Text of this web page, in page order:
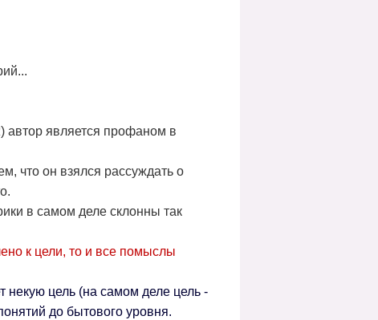
автор является профаном в
, что он взялся рассуждать о
в самом деле склонны так
к цели, то и все помыслы
некую цель (на самом деле цель -
до бытового уровня.